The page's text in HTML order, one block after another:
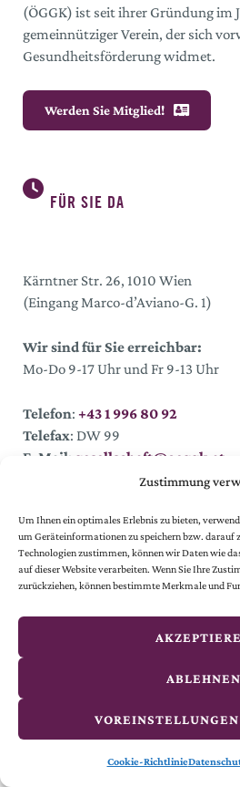
Zustimmung
Um Ihnen ein optimales Erlebnis zu bieten,
um Geräteinformationen zu speichern bzw. darauf
Technologien zustimmen, können wir Daten wie
auf dieser Website verarbeiten. Wenn Sie Ihre
zurückziehen, können bestimmte Merkmale und
ABLEHNEN
Cookie-Richtlinie
(ÖGGK) ist seit ihrer Gründung im
gemeinnütziger Verein, der sich
Gesundheitsförderung widmet.
Werden Sie Mitglied!
FÜR SIE DA
Kärntner Str. 26, 1010 Wien
(Eingang Marco-d’Aviano-G. 1)
Wir sind für Sie erreichbar:
Mo-Do 9-17 Uhr und Fr 9-13 Uhr
Telefon: +43 1 996 80 92
Telefax: DW 99
E-Mail: gesellschaft@oeggk.at
MIT UNSEREM
Ihr Titel